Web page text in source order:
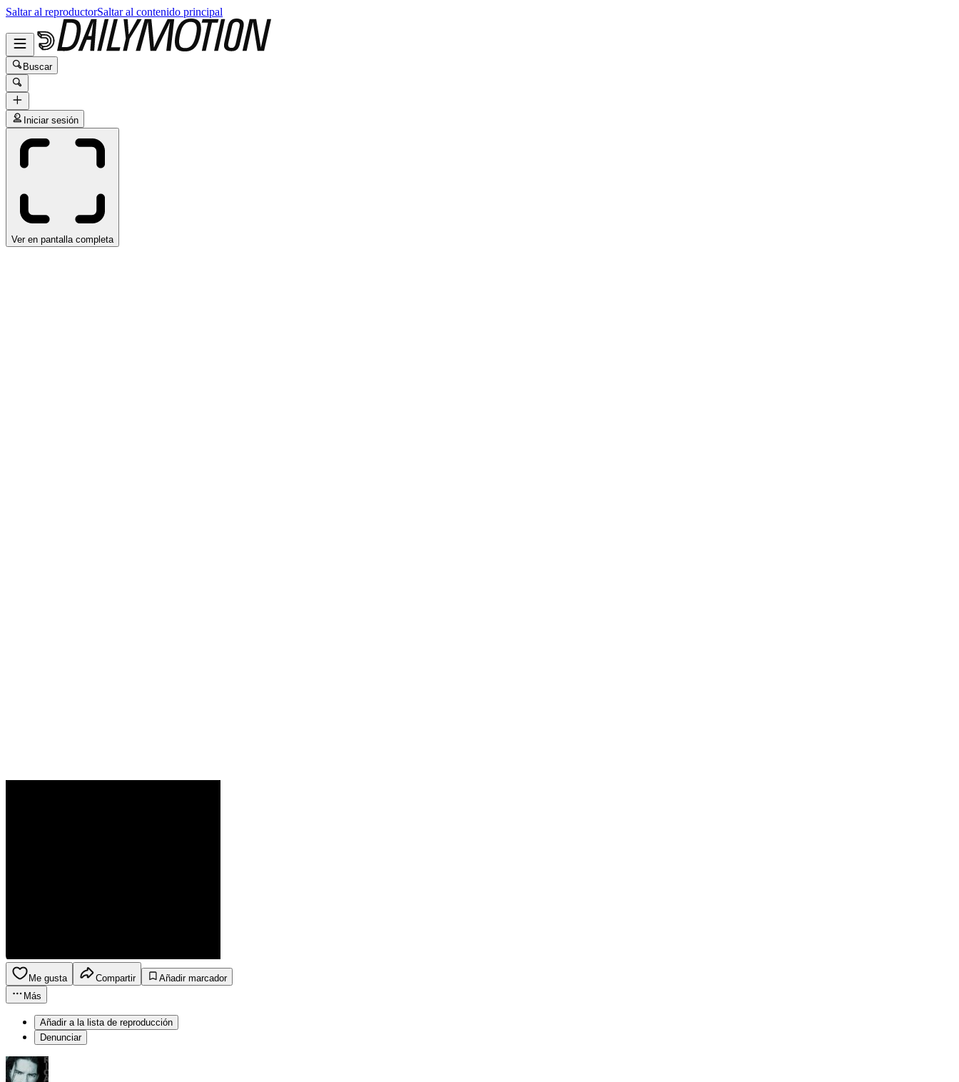
Saltar al reproductorSaltar al contenido principal
Buscar
Iniciar sesión
Ver en pantalla completa
Me gusta Compartir
Añadir marcador
Más
Añadir a la lista de reproducción
Denunciar